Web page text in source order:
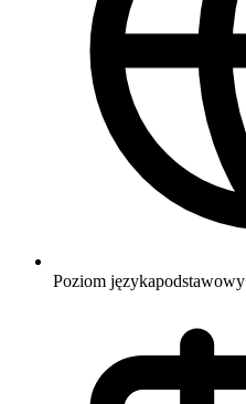
Poziom językapodstawowy